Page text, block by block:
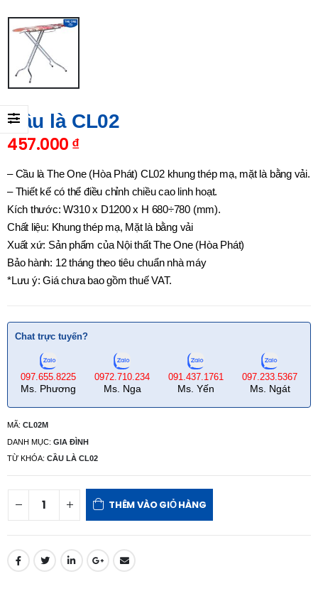
Cầu là CL02
457.000₫
– Cầu là The One (Hòa Phát) CL02 khung thép mạ, mặt là bằng vải.
– Thiết kế có thể điều chỉnh chiều cao linh hoạt.
Kích thước: W310 x D1200 x H 680÷780 (mm).
Chất liệu: Khung thép mạ, Mặt là bằng vải
Xuất xứ: Sản phẩm của Nội thất The One (Hòa Phát)
Bảo hành: 12 tháng theo tiêu chuẩn nhà máy
*Lưu ý: Giá chưa bao gồm thuế VAT.
Chat trực tuyến?
097.655.8225
Ms. Phương
0972.710.234
Ms. Nga
091.437.1761
Ms. Yến
097.233.5367
Ms. Ngát
MÃ: CL02M
DANH MỤC: GIA ĐÌNH
TỪ KHÓA: CẦU LÀ CL02
THÊM VÀO GIỎ HÀNG